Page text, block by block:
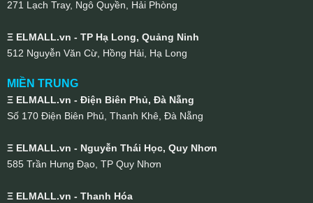
271 Lạch Tray, Ngô Quyền, Hải Phòng
Ξ ELMALL.vn - TP Hạ Long, Quảng Ninh
512 Nguyễn Văn Cừ, Hồng Hải, Hạ Long
MIỀN TRUNG
Ξ ELMALL.vn - Điện Biên Phủ, Đà Nẵng
Số 170 Điện Biên Phủ, Thanh Khê, Đà Nẵng
Ξ ELMALL.vn - Nguyễn Thái Học, Quy Nhơn
585 Trần Hưng Đạo, TP Quy Nhơn
Ξ ELMALL.vn - Thanh Hóa